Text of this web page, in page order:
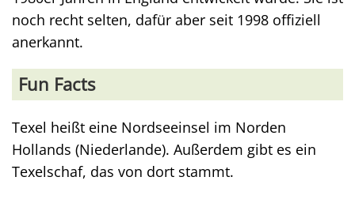
noch recht selten, dafür aber seit 1998 offiziell
anerkannt.
Fun Facts
Texel heißt eine Nordseeinsel im Norden
Hollands (Niederlande). Außerdem gibt es ein
Texelschaf, das von dort stammt.